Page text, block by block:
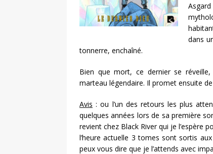
dans
tonnerre, enchaîné.
Bien que mort, ce dernier se
marteau légendaire. Il promet ensuite
Avis : ou l’un des retours les plus
quelques années lors de sa première
revient chez Black River qui je l’espère
l’heure actuelle 3 tomes sont sortis
peux vous dire que je l’attends avec